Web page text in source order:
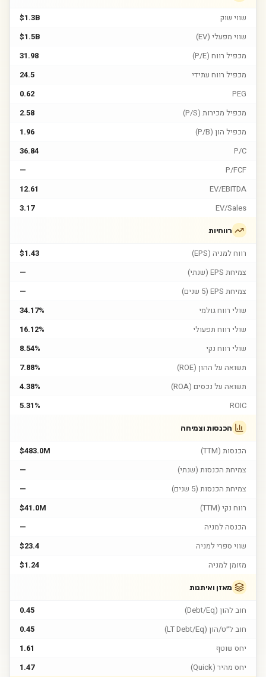
שווי שוק
$1.3B
שווי מפעלי (EV)
$1.5B
מכפיל רווח (P/E)
31.98
מכפיל רווח עתידי
24.5
PEG
0.62
מכפיל מכירות (P/S)
2.58
מכפיל הון (P/B)
1.96
P/C
36.84
P/FCF
—
EV/EBITDA
12.61
EV/Sales
3.17
רווחיות
רווח למניה (EPS)
$1.43
צמיחת EPS (שנתי)
—
צמיחת EPS (5 שנים)
—
שולי רווח גולמי
34.17%
שולי רווח תפעולי
16.12%
שולי רווח נקי
8.54%
תשואה על ההון (ROE)
7.88%
תשואה על נכסים (ROA)
4.38%
ROIC
5.31%
הכנסות וצמיחה
הכנסות (TTM)
$483.0M
צמיחת הכנסות (שנתי)
—
צמיחת הכנסות (5 שנים)
—
רווח נקי (TTM)
$41.0M
הכנסה למניה
—
שווי ספרי למניה
$23.4
מזומן למניה
$1.24
מאזן ואיתנות
חוב להון (Debt/Eq)
0.45
חוב ל״ט/הון (LT Debt/Eq)
0.45
יחס שוטף
1.61
יחס מהיר (Quick)
1.47